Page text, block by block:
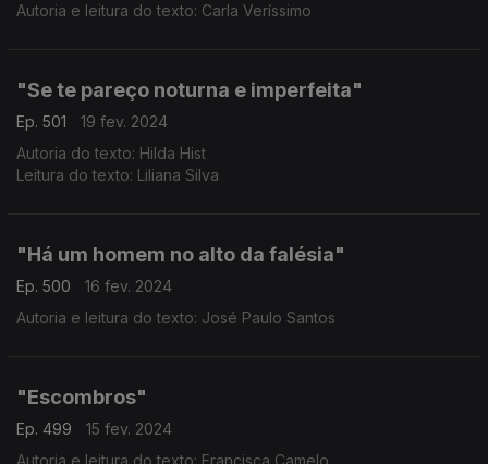
Autoria e leitura do texto: Carla Veríssimo
"Se te pareço noturna e imperfeita"
Ep. 501
19 fev. 2024
Autoria do texto: Hilda Hist
Leitura do texto: Liliana Silva
"Há um homem no alto da falésia"
Ep. 500
16 fev. 2024
Autoria e leitura do texto: José Paulo Santos
"Escombros"
Ep. 499
15 fev. 2024
Autoria e leitura do texto: Francisca Camelo